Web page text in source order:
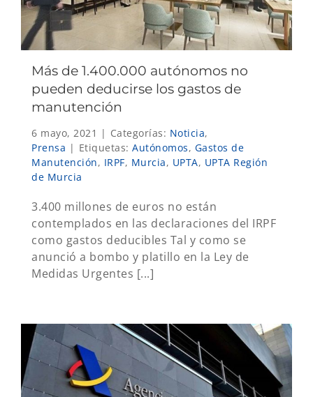
Más de 1.400.000 autónomos no
pueden deducirse los gastos de
manutención
6 mayo, 2021 | Categorías: Noticia,
Prensa | Etiquetas: Autónomos, Gastos de
Manutención, IRPF, Murcia, UPTA, UPTA Región
de Murcia
3.400 millones de euros no están
contemplados en las declaraciones del IRPF
como gastos deducibles Tal y como se
anunció a bombo y platillo en la Ley de
Medidas Urgentes [...]